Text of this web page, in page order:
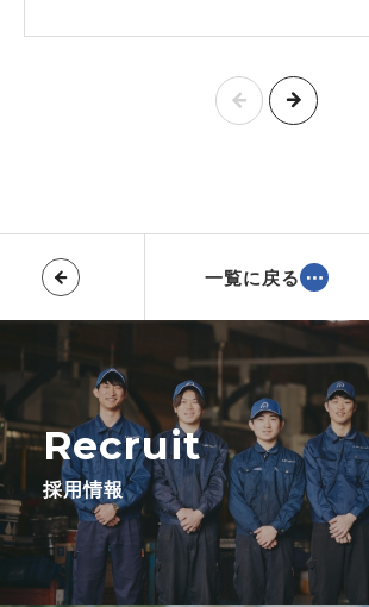
一覧に戻る
Recruit
採用情報